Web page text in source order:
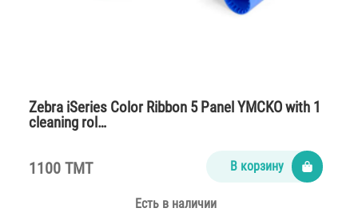
Zebra iSeries Color Ribbon 5 Panel YMCKO with 1
cleaning rol…
1100 TMT В корзину
Есть в наличии